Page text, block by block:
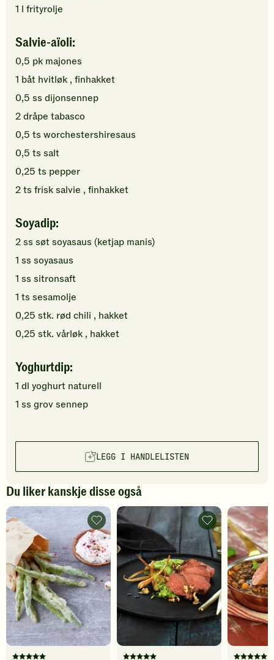
1 l frityrolje
Salvie-aïoli:
0,5 pk majones
1 båt hvitløk , finhakket
0,5 ss dijonsennep
2dråpe tabasco
0,5 ts worchestershiresaus
0,5 ts salt
0,25 ts pepper
2ts frisk salvie , finhakket
Soyadip:
2ss søt soyasaus (ketjap manis)
1 ss soyasaus
1 ss sitronsaft
1 ts sesamolje
0,25 stk. rød chili , hakket
0,25 stk. vårløk , hakket
Yoghurtdip:
1 dl yoghurt naturell
1 ss grov sennep
LEGG I HANDLELISTEN
Du liker kanskje disse også
Aspargesbønner
tempura
-
legg
til
favoritter
Lam
mørbrad
med
persillerotkrem
-
legg
til
favoritter